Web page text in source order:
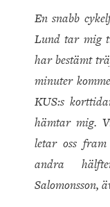
En snabb
Lund tar mig
har bestämt
minuter
KUS:s
hämtar mig.
letar oss
andra
Salomonsson,